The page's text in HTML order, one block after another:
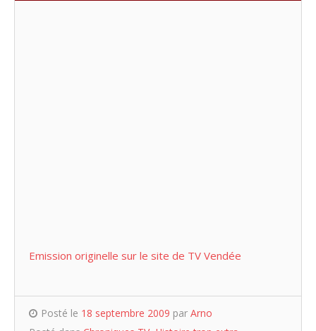
Emission originelle sur le site de TV Vendée
Posté le 18 septembre 2009 par Arno